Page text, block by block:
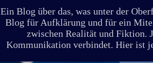
Ein Blog über das, was unter der
Blog für Aufklärung und für ein
zwischen Realität und Fiktion.
Kommunikation verbindet. Hier ist